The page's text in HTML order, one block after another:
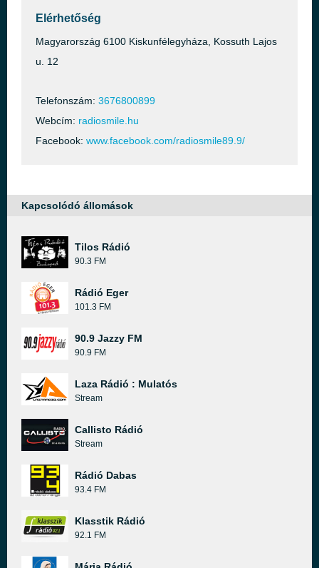
Elérhetőség
Magyarország 6100 Kiskunfélegyháza, Kossuth Lajos
u. 12
Telefonszám: 3676800899
Webcím: radiosmile.hu
Facebook: www.facebook.com/radiosmile89.9/
Kapcsolódó állomások
Tilos Rádió
90.3 FM
Rádió Eger
101.3 FM
90.9 Jazzy FM
90.9 FM
Laza Rádió : Mulatós
Stream
Callisto Rádió
Stream
Rádió Dabas
93.4 FM
Klasstik Rádió
92.1 FM